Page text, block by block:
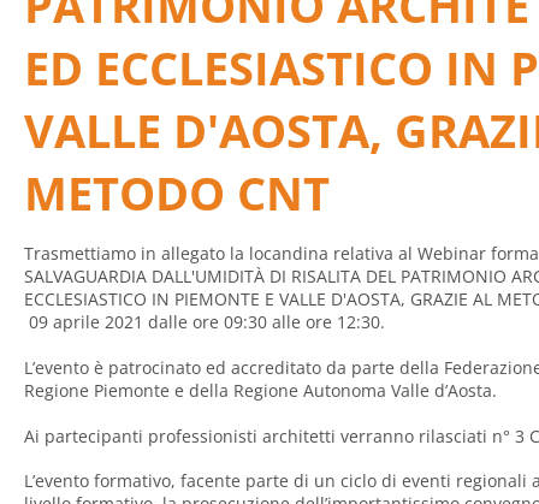
ED ECCLESIASTICO IN
VALLE D'AOSTA,
METODO CNT
Trasmettiamo in allegato la locandina relativa al Webinar
SALVAGUARDIA DALL'UMIDITÀ DI RISALITA DEL PATRIMONIO
ECCLESIASTICO IN PIEMONTE E VALLE D'AOSTA, GRAZIE AL
09 aprile 2021 dalle ore 09:30 alle ore 12:30.
L’evento è patrocinato ed accreditato da parte della
Regione Piemonte e della Regione Autonoma Valle d’Aosta.
Ai partecipanti professionisti architetti verranno rilasciati n° 3
L’evento formativo, facente parte di un ciclo di eventi regionali